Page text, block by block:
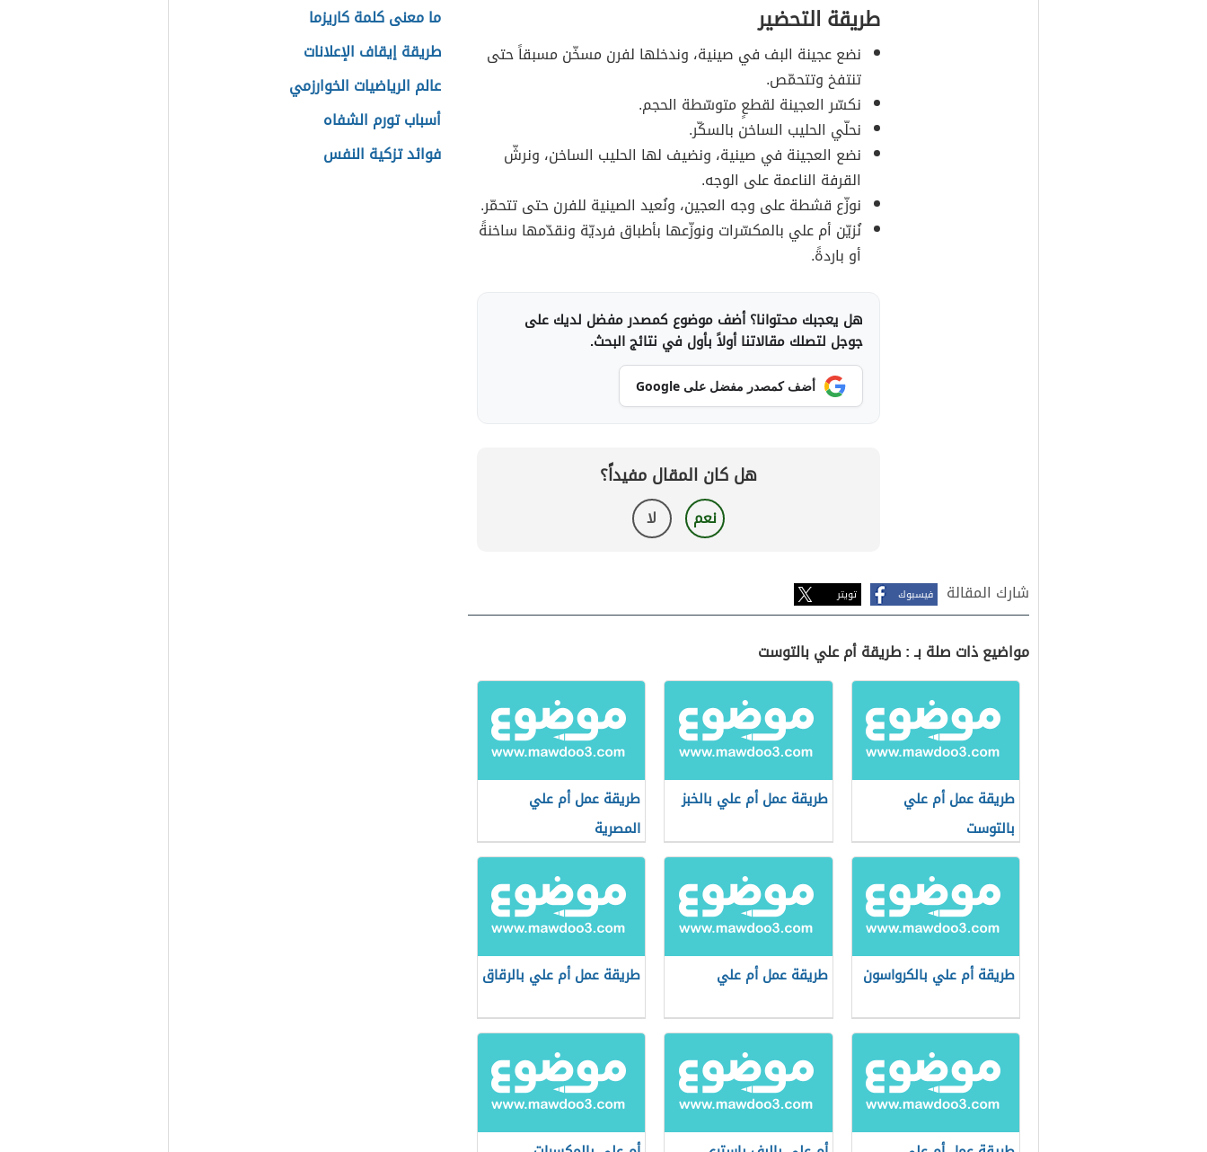
طريقة التحضير
نضع عجينة البف في صينية، وندخلها لفرن مسخّن مسبقاً حتى
تنتفخ وتتحمّص.
نكسّر العجينة لقطعٍ متوسّطة الحجم.
نحلّي الحليب الساخن بالسكّر.
نضع العجينة في صينية، ونضيف لها الحليب الساخن، ونرشّ
القرفة الناعمة على الوجه.
نوزّع قشطة على وجه العجين، ونُعيد الصينية للفرن حتى تتحمّر.
نُزيّن أم علي بالمكسّرات ونوزّعها بأطباق فرديّة ونقدّمها ساخنةً
أو باردةً.
هل يعجبك محتوانا؟ أضف موضوع كمصدر مفضل لديك على
جوجل لتصلك مقالاتنا أولاً بأول في نتائج البحث.
أضف كمصدر مفضل على Google
هل كان المقال مفيداً؟
نعم لا
شارك المقالة فيسبوك تويتر
مواضيع ذات صلة بـ : طريقة أم علي بالتوست
طريقة عمل أم علي
بالتوست
طريقة عمل أم علي بالخبز
طريقة عمل أم علي
المصرية
طريقة أم علي بالكرواسون طريقة عمل أم علي طريقة عمل أم علي بالرقاق
ما معنى كلمة كاريزما
طريقة إيقاف الإعلانات
عالم الرياضيات الخوارزمي
أسباب تورم الشفاه
فوائد تزكية النفس